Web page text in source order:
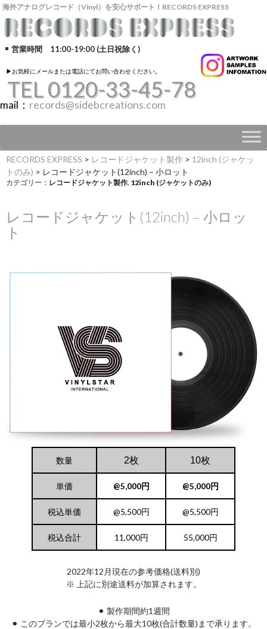
海外アナログレコード（Vinyl）を安心サポート！RECORDS EXPRESS
営業時間 11:00-19:00 (土日祝除く)
▶︎お気軽にメールまたは電話にてお問い合わせください。
TEL 0120-33-45-78
mail： records@sidebcreations.com
RECORDS EXPRESS > レコードジャケット製作 > 12inch (ジャケッ
トのみ) > レコードジャケット(12inch) – 小ロット
カテゴリー： レコードジャケット製作, 12inch (ジャケットのみ)
レコードジャケット(12inch) – 小ロッ
ト
数量 2枚 10枚
単価 @5,000円 @5,000円
税込単価 @5,500円 @5,500円
税込合計 11,000円 55,000円
2022年12月現在の参考価格(送料別)
※ 上記に別途送料が加算されます。
⚫︎ 製作期間約1週間
⚫︎ このプランでは最小2枚から最大10枚(合計数量)まで承ります。